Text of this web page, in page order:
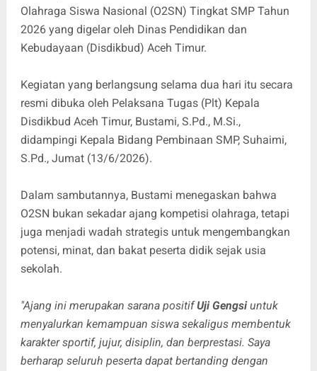
Olahraga Siswa Nasional (O2SN) Tingkat SMP Tahun
2026 yang digelar oleh Dinas Pendidikan dan
Kebudayaan (Disdikbud) Aceh Timur.
Kegiatan yang berlangsung selama dua hari itu secara
resmi dibuka oleh Pelaksana Tugas (Plt) Kepala
Disdikbud Aceh Timur, Bustami, S.Pd., M.Si.,
didampingi Kepala Bidang Pembinaan SMP, Suhaimi,
S.Pd., Jumat (13/6/2026).
Dalam sambutannya, Bustami menegaskan bahwa
O2SN bukan sekadar ajang kompetisi olahraga, tetapi
juga menjadi wadah strategis untuk mengembangkan
potensi, minat, dan bakat peserta didik sejak usia
sekolah.
"Ajang ini merupakan sarana positifUji Gengsiuntuk
menyalurkan kemampuan siswa sekaligus membentuk
karakter sportif, jujur, disiplin, dan berprestasi. Saya
berharap seluruh peserta dapat bertanding dengan